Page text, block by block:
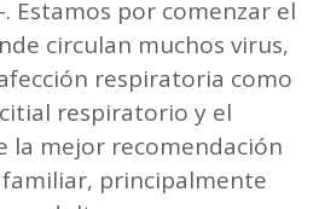
Estamos por comenzar el
circulan muchos virus,
respiratoria como
respiratorio y el
la mejor recomendación
principalmente